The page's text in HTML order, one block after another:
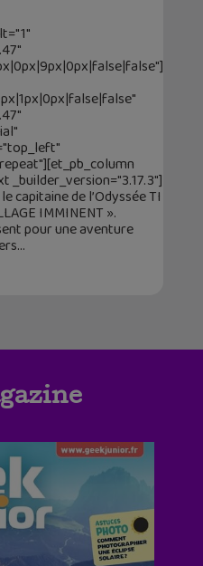
_builder_version="3.17.3"]
capitaine de l’Odyssée TI
IMMINENT ».
pour une aventure